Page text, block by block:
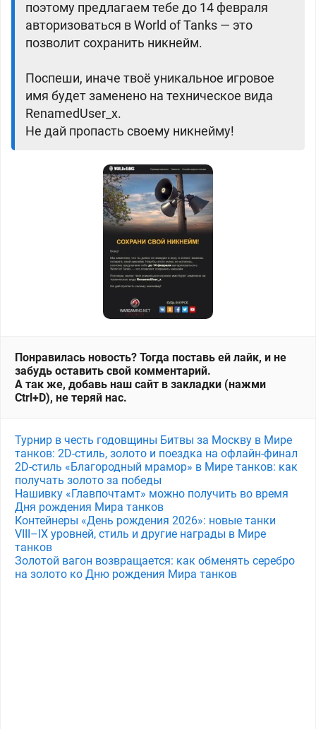
поэтому предлагаем тебе до 14 февраля
авторизоваться в World of Tanks — это
позволит сохранить никнейм.
Поспеши, иначе твоё уникальное игровое
имя будет заменено на техническое вида
RenamedUser_x.
Не дай пропасть своему никнейму!
Понравилась новость? Тогда поставь ей лайк, и не
забудь оставить свой комментарий.
А так же, добавь наш сайт в закладки (нажми
Ctrl+D), не теряй нас.
Турнир в честь годовщины Битвы за Москву в Мире
танков: 2D-стиль, золото и поездка на офлайн-финал
2D-стиль «Благородный мрамор» в Мире танков: как
получать золото за победы
Нашивку «Главпочтамт» можно получить во время
Дня рождения Мира танков
Контейнеры «День рождения 2026»: новые танки
VIII–IX уровней, стиль и другие награды в Мире
танков
Золотой вагон возвращается: как обменять серебро
на золото ко Дню рождения Мира танков